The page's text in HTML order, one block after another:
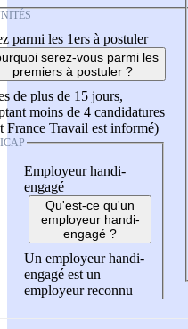
parmi les 1ers à postuler
serez-vous parmi les
premiers à postuler ?
de plus de 15 jours,
moins de 4 candidatures
France Travail est informé)
Employeur handi-
engagé
Qu'est-ce qu'un
employeur handi-
engagé ?
Un employeur handi-
engagé est un
employeur reconnu